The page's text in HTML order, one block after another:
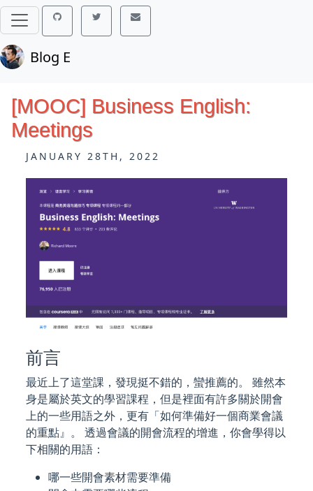
Blog E
[MOOC] Business English:
Meetings
JANUARY 28TH, 2022
前言
最近上了這堂課，發現挺不錯的，蠻推薦的。 雖然本
身是屬於英文的學習課程，但是裡面有許多關於開會
上的一些用語之外，更有「如何準備好一個商業會議
的重點』。 透過會議的開會流程的增進，你會學得以
下相關的用語：
哪一些開會素材需要準備